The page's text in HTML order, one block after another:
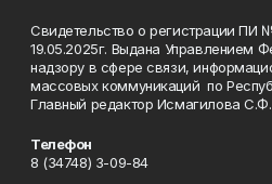
Свидетельство о регистрации ПИ
19.05.2025г. Выдана Управлением
надзору в сфере связи,
массовых коммуникаций по
Главный редактор Исмагилова С.Ф.
Телефон
8 (34748) 3-09-84